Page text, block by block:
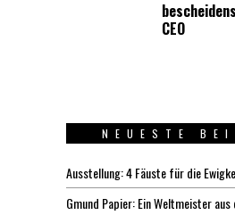
CEO
NEUESTE
Ausstellung: 4 Fäuste für die
Gmund Papier: Ein Weltmeister aus